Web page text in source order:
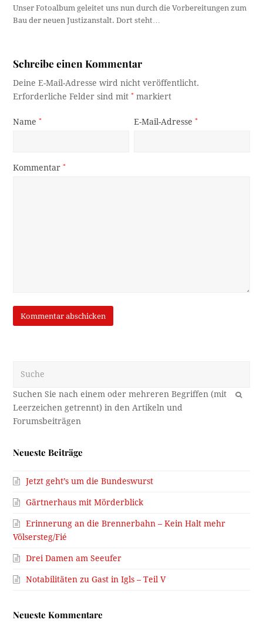
Unser Fotoalbum geleitet uns nun durch die Vorbereitungen zum
Bau der neuen Justizanstalt. Dort steht…
Schreibe einen Kommentar
Deine E-Mail-Adresse wird nicht veröffentlicht.
Erforderliche Felder sind mit* markiert
Name* E-Mail-Adresse*
Kommentar*
OK
Neueste Beiträge
Jetzt geht’s um die Bundeswurst
Gärtnerhaus mit Mörderblick
Erinnerung an die Brennerbahn – Kein Halt mehr
Völsersteg/Fié
Drei Damen am Seeufer
Notabilitäten zu Gast in Igls – Teil V
Neueste Kommentare